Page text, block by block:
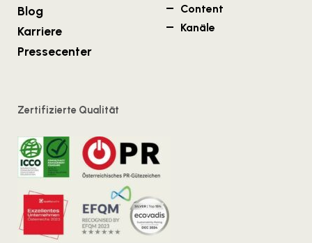
Blog
Karriere
Pressecenter
Content
Kanäle
Zertifizierte Qualität